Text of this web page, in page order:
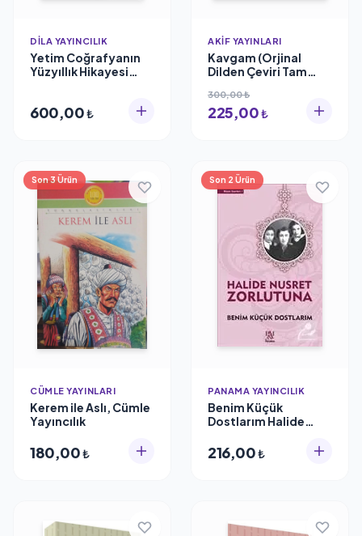
DILA YAYINCILIK
Yetim Coğrafyanın
Yüzyıllık Hikayesi
Sancaktar Dila
600,00₺
AKIF YAYINLARI
Kavgam (Orjinal
Dilden Çeviri Tam
300,00 ₺
225,00₺
Son 3 Ürün
CÜMLE YAYINLARI
Kerem ile Aslı, Cümle
Yayıncılık
180,00₺
Son 2 Ürün
PANAMA YAYINCILIK
Benim Küçük
Dostlarım Halide
Panama Yayıncılık
216,00₺